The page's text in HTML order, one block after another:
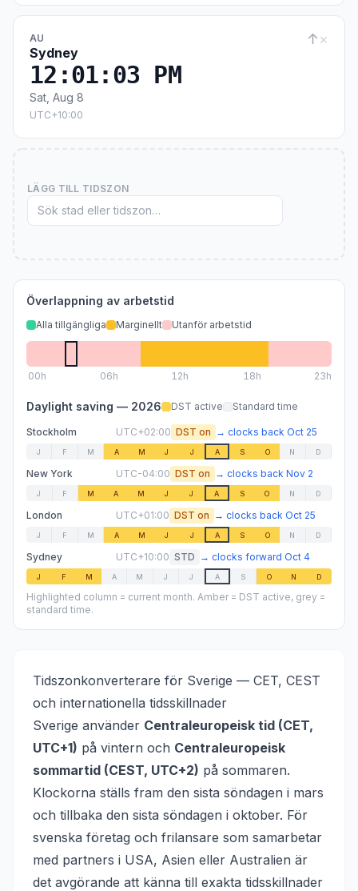
AU
Sydney
↑×
12:01:04 PM
Sat, Aug 8
UTC+10:00
LÄGG TILL TIDSZON
Överlappning av arbetstid
Alla tillgängliga Marginellt Utanför arbetstid
00h 06h 12h 18h 23h
Daylight saving — 2026 DST active Standard time
Stockholm UTC+02:00 DST on → clocks back Oct 25
J F M A M J J A S O N D
New York UTC-04:00 DST on → clocks back Nov 2
J F M A M J J A S O N D
London UTC+01:00 DST on → clocks back Oct 25
J F M A M J J A S O N D
Sydney UTC+10:00 STD → clocks forward Oct 4
J F M A M J J A S O N D
Highlighted column = current month. Amber = DST active, grey =
standard time.
Tidszonkonverterare för Sverige — CET, CEST
och internationella tidsskillnader
Sverige använder Centraleuropeisk tid (CET,
UTC+1) på vintern och Centraleuropeisk
sommartid (CEST, UTC+2) på sommaren.
Klockorna ställs fram den sista söndagen i mars
och tillbaka den sista söndagen i oktober. För
svenska företag och frilansare som samarbetar
med partners i USA, Asien eller Australien är
det avgörande att känna till exakta tidsskillnader